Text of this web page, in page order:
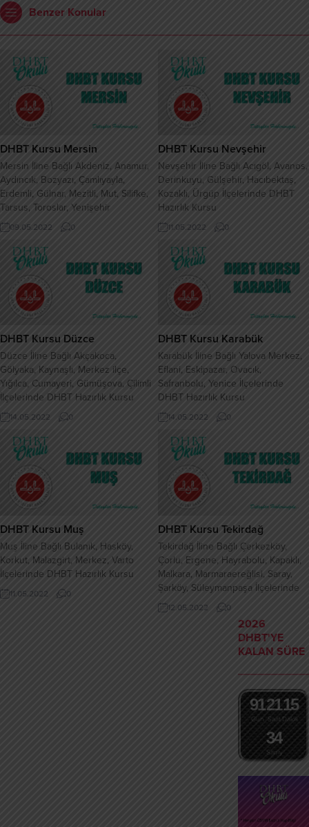
Benzer Konular
DHBT Kursu Mersin
Mersin İline Bağlı Akdeniz, Anamur,
Aydıncık, Bozyazı, Çamlıyayla,
Erdemli, Gülnar, Mezitli, Mut, Silifke,
Tarsus, Toroslar, Yenişehir
İlçelerinde DHBT Hazırlık Kursu
09.05.2022 0
DHBT Kursu Nevşehir
Nevşehir İline Bağlı Acıgöl, Avanos,
Derinkuyu, Gülşehir, Hacıbektaş,
Kozaklı, Ürgüp İlçelerinde DHBT
Hazırlık Kursu
11.05.2022 0
DHBT Kursu Düzce
Düzce İline Bağlı Akçakoca,
Gölyaka, Kaynaşlı, Merkez ilçe,
Yığılca, Cumayeri, Gümüşova, Çilimli
İlçelerinde DHBT Hazırlık Kursu
14.05.2022 0
DHBT Kursu Karabük
Karabük İline Bağlı Yalova Merkez,
Eflani, Eskipazar, Ovacık,
Safranbolu, Yenice İlçelerinde
DHBT Hazırlık Kursu
14.05.2022 0
DHBT Kursu Muş
Muş İline Bağlı Bulanık, Hasköy,
Korkut, Malazgirt, Merkez, Varto
İlçelerinde DHBT Hazırlık Kursu
11.05.2022 0
DHBT Kursu Tekirdağ
Tekirdağ İline Bağlı Çerkezköy,
Çorlu, Ergene, Hayrabolu, Kapaklı,
Malkara, Marmaraereğlisi, Saray,
Şarköy, Süleymanpaşa İlçelerinde
DHBT Hazırlık Kursu
12.05.2022 0
2026
DHBT'YE
KALAN SÜRE
Gün
91
Saat
21
Dakika
15
Saniye
33
4